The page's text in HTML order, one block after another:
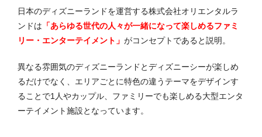
日本のディズニーランドを運営する株式会社オリエンタルラ
ンドは 「あらゆる世代の人々が一緒になって楽しめるファミ
リー・エンターテイメント」 がコンセプトであると説明。
異なる雰囲気のディズニーランドとディズニーシーが楽しめ
るだけでなく、エリアごとに特色の違うテーマをデザインす
ることで1人やカップル、ファミリーでも楽しめる大型エンタ
ーテイメント施設となっています。